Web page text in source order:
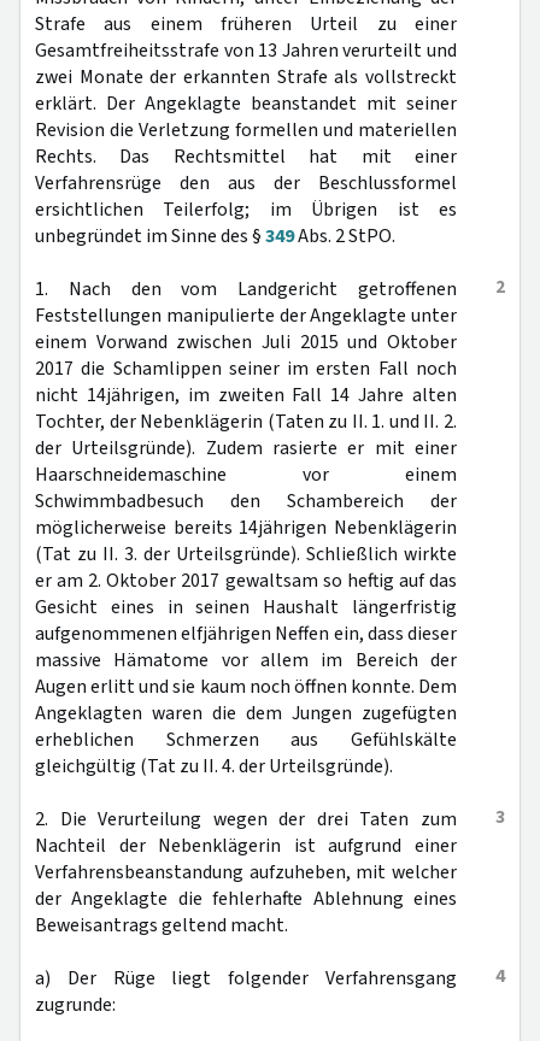
Strafe aus einem früheren Urteil zu einer
Gesamtfreiheitsstrafe von 13 Jahren verurteilt und
zwei Monate der erkannten Strafe als vollstreckt
erklärt. Der Angeklagte beanstandet mit seiner
Revision die Verletzung formellen und materiellen
Rechts. Das Rechtsmittel hat mit einer
Verfahrensrüge den aus der Beschlussformel
ersichtlichen Teilerfolg; im Übrigen ist es
unbegründet im Sinne des §349Abs. 2 StPO.
2
1. Nach den vom Landgericht getroffenen
Feststellungen manipulierte der Angeklagte unter
einem Vorwand zwischen Juli 2015 und Oktober
2017 die Schamlippen seiner im ersten Fall noch
nicht 14jährigen, im zweiten Fall 14 Jahre alten
Tochter, der Nebenklägerin (Taten zu II. 1. und II. 2.
der Urteilsgründe). Zudem rasierte er mit einer
Haarschneidemaschine vor einem
Schwimmbadbesuch den Schambereich der
möglicherweise bereits 14jährigen Nebenklägerin
(Tat zu II. 3. der Urteilsgründe). Schließlich wirkte
er am 2. Oktober 2017 gewaltsam so heftig auf das
Gesicht eines in seinen Haushalt längerfristig
aufgenommenen elfjährigen Neffen ein, dass dieser
massive Hämatome vor allem im Bereich der
Augen erlitt und sie kaum noch öffnen konnte. Dem
Angeklagten waren die dem Jungen zugefügten
erheblichen Schmerzen aus Gefühlskälte
gleichgültig (Tat zu II. 4. der Urteilsgründe).
3
2. Die Verurteilung wegen der drei Taten zum
Nachteil der Nebenklägerin ist aufgrund einer
Verfahrensbeanstandung aufzuheben, mit welcher
der Angeklagte die fehlerhafte Ablehnung eines
Beweisantrags geltend macht.
4
a) Der Rüge liegt folgender Verfahrensgang
zugrunde: